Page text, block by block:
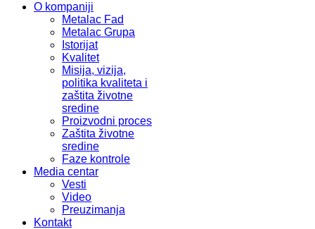
O kompaniji
Metalac Fad
Metalac Grupa
Istorijat
Kvalitet
Misija, vizija,
politika kvaliteta i
zaštita životne
sredine
Proizvodni proces
Zaštita životne
sredine
Faze kontrole
Media centar
Vesti
Video
Preuzimanja
Kontakt